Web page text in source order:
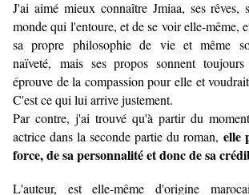
J'ai aimé mieux connaître Jmiaa, ses
monde qui l'entoure, et de se voir elle-même,
sa propre philosophie de vie et même
naïveté, mais ses propos sonnent
éprouve de la compassion pour elle et
C'est ce qui lui arrive justement.
Par contre, j'ai trouvé qu'à partir du
actrice dans la seconde partie du roman, elle
force, de sa personnalité et donc de sa
L'auteur, est elle-même d'origine